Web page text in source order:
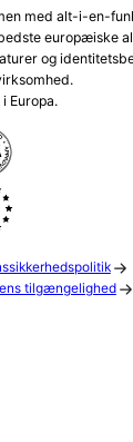
med alt-i-en-
europæiske
og
Europa.
tilgængelighed